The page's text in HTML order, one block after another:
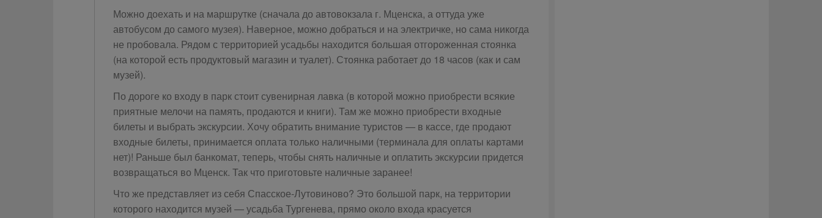
Можно доехать и на маршрутке (сначала до автовокзала г. Мценска, а оттуда уже
автобусом до самого музея). Наверное, можно добраться и на электричке, но сама никогда
не пробовала. Рядом с территорией усадьбы находится большая отгороженная стоянка
(на которой есть продуктовый магазин и туалет). Стоянка работает до 18 часов (как и сам
музей).
По дороге ко входу в парк стоит сувенирная лавка (в которой можно приобрести всякие
приятные мелочи на память, продаются и книги). Там же можно приобрести входные
билеты и выбрать экскурсии. Хочу обратить внимание туристов — в кассе, где продают
входные билеты, принимается оплата только наличными (терминала для оплаты картами
нет)! Раньше был банкомат, теперь, чтобы снять наличные и оплатить экскурсии придется
возвращаться во Мценск. Так что приготовьте наличные заранее!
Что же представляет из себя Спасское-Лутовиново? Это большой парк, на территории
которого находится музей — усадьба Тургенева, прямо около входа красуется